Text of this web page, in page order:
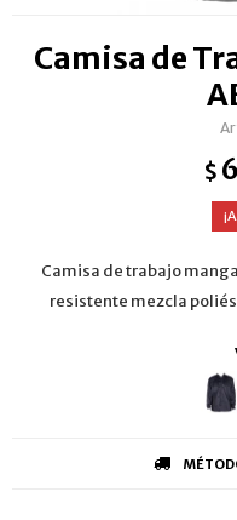
Camisa de
$
Camisa de trabajo
resistente mezcla